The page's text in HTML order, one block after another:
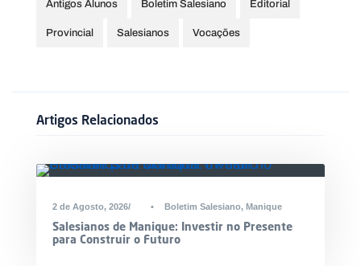
Antigos Alunos Boletim Salesiano
Editorial
Provincial
Salesianos Vocações
Artigos Relacionados
2 de Agosto, 2026 • Boletim Salesiano, Manique
Salesianos de Manique: Investir no Presente
para Construir o Futuro